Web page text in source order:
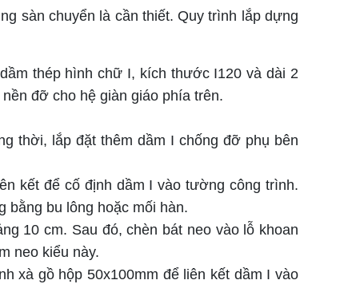
sàn chuyển là cần thiết. Quy trình lắp dựng
thép hình chữ I, kích thước I120 và dài 2
đỡ cho hệ giàn giáo phía trên.
thời, lắp đặt thêm dầm I chống đỡ phụ bên
kết để cố định dầm I vào tường công trình.
bu lông hoặc mối hàn.
10 cm. Sau đó, chèn bát neo vào lỗ khoan
neo kiểu này.
xà gồ hộp 50x100mm để liên kết dầm I vào